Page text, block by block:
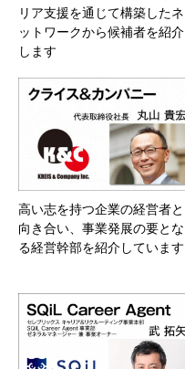
リア支援を通じて構築したネ
ットワークから候補者を紹介
します
高い志を持つ企業の経営者と
向き合い、事業発展の要とな
る経営幹部を紹介しています